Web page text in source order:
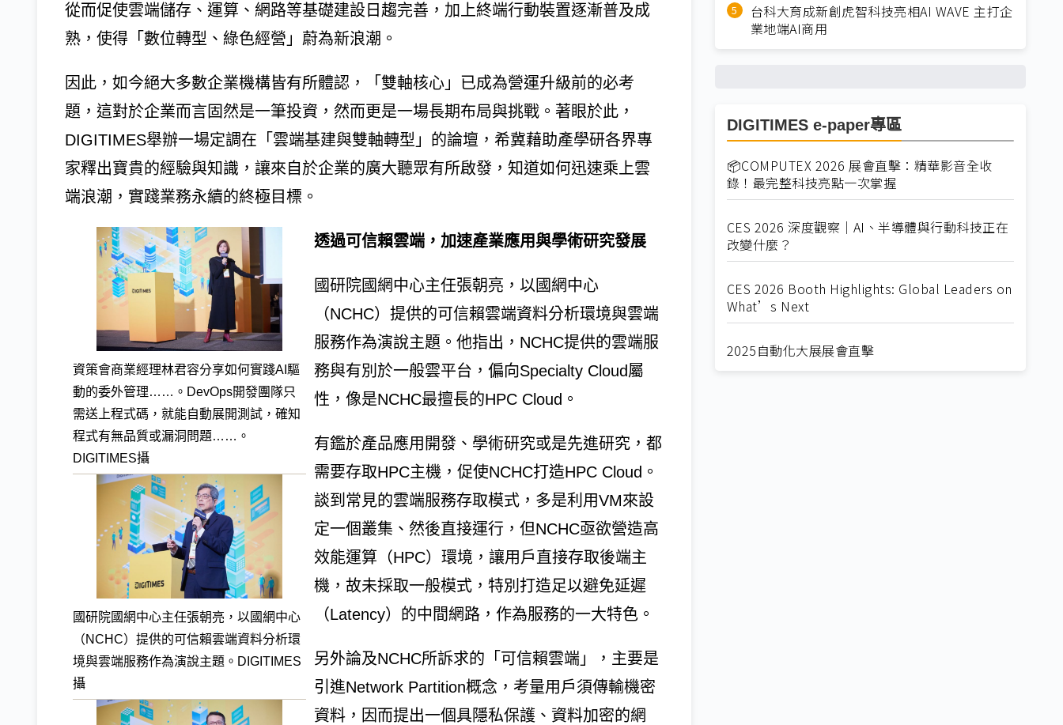
從而促使雲端儲存、運算、網路等基礎建設日趨完善，加上終端行動裝置逐漸普及成
熟，使得「數位轉型、綠色經營」蔚為新浪潮。
因此，如今絕大多數企業機構皆有所體認，「雙軸核心」已成為營運升級前的必考
題，這對於企業而言固然是一筆投資，然而更是一場長期布局與挑戰。著眼於此，
DIGITIMES舉辦一場定調在「雲端基建與雙軸轉型」的論壇，希冀藉助產學研各界專
家釋出寶貴的經驗與知識，讓來自於企業的廣大聽眾有所啟發，知道如何迅速乘上雲
端浪潮，實踐業務永續的終極目標。
資策會商業經理林君容分享如何實踐AI驅
動的委外管理……。DevOps開發團隊只
需送上程式碼，就能自動展開測試，確知
程式有無品質或漏洞問題……。
DIGITIMES攝
國研院國網中心主任張朝亮，以國網中心
（NCHC）提供的可信賴雲端資料分析環
境與雲端服務作為演說主題。DIGITIMES
攝
透過可信賴雲端，加速產業應用與學術研究發展
國研院國網中心主任張朝亮，以國網中心
（NCHC）提供的可信賴雲端資料分析環境與雲端
服務作為演說主題。他指出，NCHC提供的雲端服
務與有別於一般雲平台，偏向Specialty Cloud屬
性，像是NCHC最擅長的HPC Cloud。
有鑑於產品應用開發、學術研究或是先進研究，都
需要存取HPC主機，促使NCHC打造HPC Cloud。
談到常見的雲端服務存取模式，多是利用VM來設
定一個叢集、然後直接運行，但NCHC亟欲營造高
效能運算（HPC）環境，讓用戶直接存取後端主
機，故未採取一般模式，特別打造足以避免延遲
（Latency）的中間網路，作為服務的一大特色。
另外論及NCHC所訴求的「可信賴雲端」，主要是
引進Network Partition概念，考量用戶須傳輸機密
資料，因而提出一個具隱私保護、資料加密的網
台科大育成新創虎智科技亮相AI WAVE 主打企
業地端AI商用
DIGITIMES e-paper專區
📦COMPUTEX 2026 展會直擊：精華影音全收
錄！最完整科技亮點一次掌握
CES 2026 深度觀察｜AI、半導體與行動科技正在
改變什麼？
CES 2026 Booth Highlights: Global Leaders on
What’s Next
2025自動化大展展會直擊